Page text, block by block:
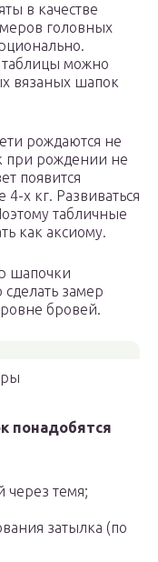
в качестве
головных
можно
вязаных шапок
рождаются не
при рождении не
появится
х кг. Развиваться
табличные
как аксиому.
шапочки
сделать замер
бровей.
понадобятся
через темя;
затылка (по